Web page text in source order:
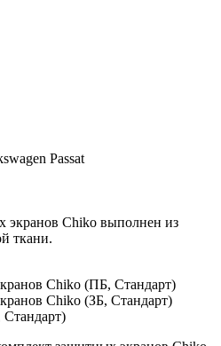
Chiko выполнен из
ткани.
Chiko (ПБ, Стандарт)
Chiko (ЗБ, Стандарт)